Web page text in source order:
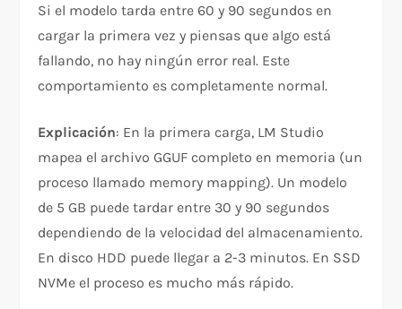
Si el modelo tarda entre 60 y 90 segundos en
cargar la primera vez y piensas que algo está
fallando, no hay ningún error real. Este
comportamiento es completamente normal.
Explicación: En la primera carga, LM Studio
mapea el archivo GGUF completo en memoria (un
proceso llamado memory mapping). Un modelo
de 5 GB puede tardar entre 30 y 90 segundos
dependiendo de la velocidad del almacenamiento.
En disco HDD puede llegar a 2-3 minutos. En SSD
NVMe el proceso es mucho más rápido.